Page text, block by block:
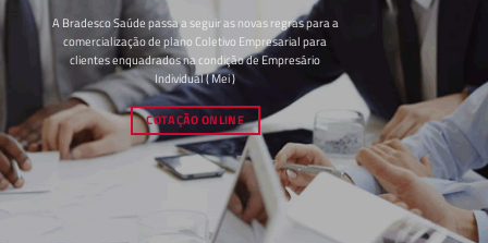
A Bradesco Saúde passa a seguir as novas regras para a
comercialização de plano Coletivo Empresarial para
clientes enquadrados na condição de Empresário
Individual ( Mei )
COTAÇÃO ONLINE